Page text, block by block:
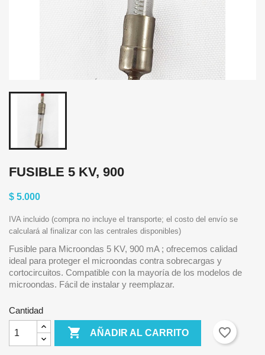
FUSIBLE 5 KV, 900
$ 5.000
IVA incluido (compra no incluye el transporte; el costo del envío se
calculará al finalizar con las centrales disponibles)
Fusible para Microondas 5 KV, 900 mA ; ofrecemos calidad
ideal para proteger el microondas contra sobrecargas y
cortocircuitos. Compatible con la mayoría de los modelos de
microondas. Fácil de instalar y reemplazar.
Cantidad
 AÑADIR AL CARRITO favorite_border